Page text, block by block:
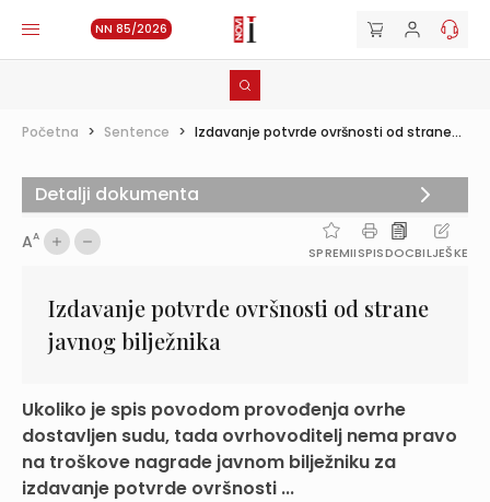
NN 85/2026
Početna > Sentence > Izdavanje potvrde ovršnosti od strane...
AA
SPREMIISPISDOCBILJEŠKE
Izdavanje potvrde ovršnosti od strane
javnog bilježnika
Ukoliko je spis povodom provođenja ovrhe
dostavljen sudu, tada ovrhovoditelj nema pravo
na troškove nagrade javnom bilježniku za
izdavanje potvrde ovršnosti ...
Detalji dokumenta